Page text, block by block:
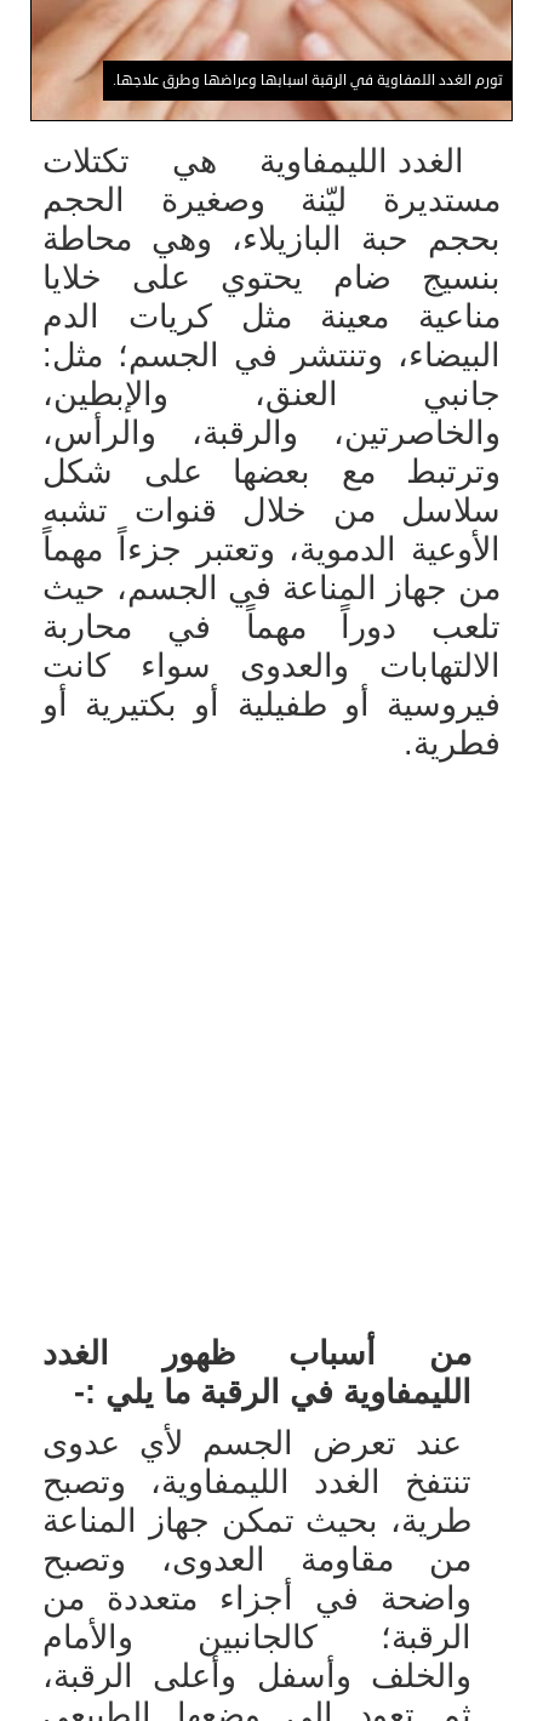
تورم الغدد اللمفاوية في الرقبة اسبابها وعراضها وطرق علاجها.
الغدد الليمفاوية هي تكتلات
مستديرة ليّنة وصغيرة الحجم
بحجم حبة البازيلاء، وهي محاطة
بنسيج ضام يحتوي على خلايا
مناعية معينة مثل كريات الدم
البيضاء، وتنتشر في الجسم؛ مثل:
جانبي العنق، والإبطين،
والخاصرتين، والرقبة، والرأس،
وترتبط مع بعضها على شكل
سلاسل من خلال قنوات تشبه
الأوعية الدموية، وتعتبر جزءاً مهماً
من جهاز المناعة في الجسم، حيث
تلعب دوراً مهماً في محاربة
الالتهابات والعدوى سواء كانت
فيروسية أو طفيلية أو بكتيرية أو
فطرية.
من أسباب ظهور الغدد
الليمفاوية في الرقبة ما يلي :-
عند تعرض الجسم لأي عدوى
تنتفخ الغدد الليمفاوية، وتصبح
طرية، بحيث تمكن جهاز المناعة
من مقاومة العدوى، وتصبح
واضحة في أجزاء متعددة من
الرقبة؛ كالجانبين والأمام
والخلف وأسفل وأعلى الرقبة،